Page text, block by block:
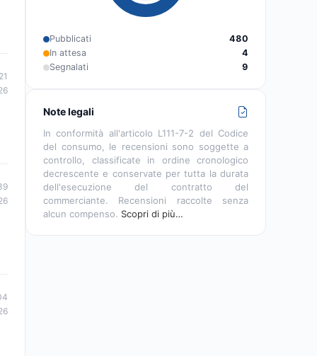
Pubblicati
480
In attesa
4
Segnalati
9
Note legali
In conformità all'articolo L111-7-2 del Codice
del consumo, le recensioni sono soggette a
controllo, classificate in ordine cronologico
decrescente e conservate per tutta la durata
dell'esecuzione del contratto del
commerciante. Recensioni raccolte senza
alcun compenso. Scopri di più…